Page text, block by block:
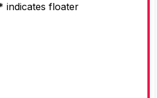
indicates floater